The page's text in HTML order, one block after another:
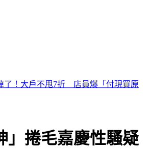
90歲辭世！「長壽5秘訣」曝 醫生也
」捲毛嘉慶性騷疑